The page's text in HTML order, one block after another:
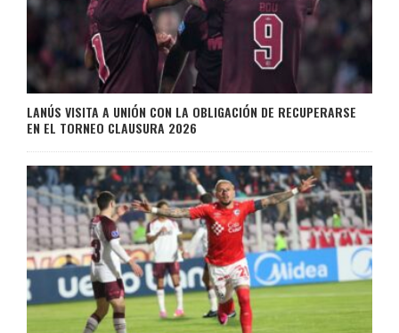
LANÚS VISITA A UNIÓN CON LA OBLIGACIÓN DE RECUPERARSE
EN EL TORNEO CLAUSURA 2026